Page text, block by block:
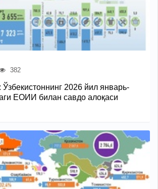
382
2026 йил январь-
ЕОИИ билан савдо алоқаси